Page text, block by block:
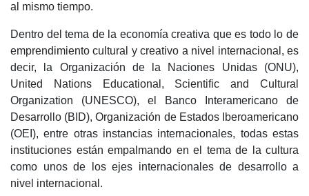
al mismo tiempo.
Dentro del tema de la economía creativa que es todo lo de
emprendimiento cultural y creativo a nivel internacional, es
decir, la Organización de la Naciones Unidas (ONU),
United Nations Educational, Scientific and Cultural
Organization (UNESCO), el Banco Interamericano de
Desarrollo (BID), Organización de Estados Iberoamericano
(OEI), entre otras instancias internacionales, todas estas
instituciones están empalmando en el tema de la cultura
como unos de los ejes internacionales de desarrollo a
nivel internacional.